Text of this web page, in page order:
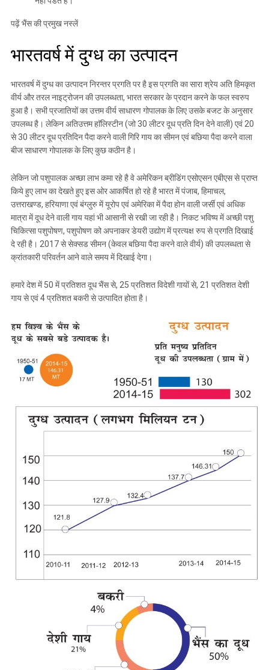
पढ़ेंभैंस की प्रमुख नस्लें
भारतवर्ष में दुग्ध का उत्पादन
भारतवर्ष में दुग्ध का उत्पादन निरन्तर प्रगति पर है इस प्रगति का सारा श्रेय अति हिमकृत
वीर्य और तरल नाइट्रोजन की उपलब्धता, भारत सरकार के प्रदान करने के फल स्वरुप
हुआ है। सभी प्रजातियों का उत्तम वीर्य साधारण गोपालक के लिए उसके बजट के अनुसार
उपलब्ध है। लेकिन अतिउत्तम हाॅलिस्टीन (जो 30 लीटर दूध प्रति दिन देने वाली) एवं 20
से 30 लीटर दूध प्रतिदिन पैदा करने वाली गिरि गाय का सीमन एवं बछिया पैदा करने वाला
बीज साधारण गोपालक के लिए कुछ कठीन है।
लेकिन जो पशुपालक अच्छा लाभ कमा रहे है वे अमेरिकन ब्रीडिंग एसोएसन एबीएस से प्राप्त
किये हुए लाभ का देखते हुए इस ओर आकर्षित हो रहे है भारत में पंजाब, हिमाचल,
उत्तराखण्ड, हरियाणा एवं बंग्लुरु में यूरोप एवं अमेरिका में पैदा होन वाली जर्सी एवं अधिक
मात्रा में दूध देने वाली गाय यहां भी आसानी से रखी जा रही है। निकट भविष्य में अच्छी पशु
चिकित्सा पशुपोषण, पशुपोषण को अपनाकर डेयरी उद्योग में प्रत्यक्ष रुप से प्रगति दिखाई
दे रही है। 2017 से सेक्सड सीमन (केवल बछिया पैदा करने वाले वीर्य) की उपलब्धता से
क्रांतकारी परिवर्तन आने वाले समय में दिखाई देगा।
हमारे देश में 50 में प्रतिशत दूध भैंस से, 25 प्रतिशत विदेशी गायों से, 21 प्रतिशत देशी
गाय से एवं 4 प्रतिशत बकरी से उत्पादित होता है।